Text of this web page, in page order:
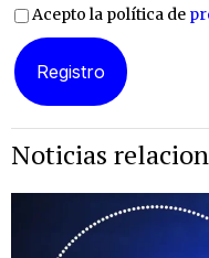
Acepto la política de
Noticias